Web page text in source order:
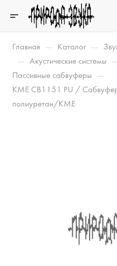
Главная — Каталог —
— Акустические системы
Пассивные сабвуферы —
KME CB1151 PU /
полиуретан/KME